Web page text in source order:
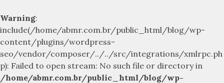
Warning:
include(/home/abmr.com.br/public_html/blog/wp-
content/plugins/wordpress-
seo/vendor/composer/../../src/integrations/xmlrpc.ph
p): Failed to open stream: No such file or directory in
/home/abmr.com.br/public_html/blog/wp-